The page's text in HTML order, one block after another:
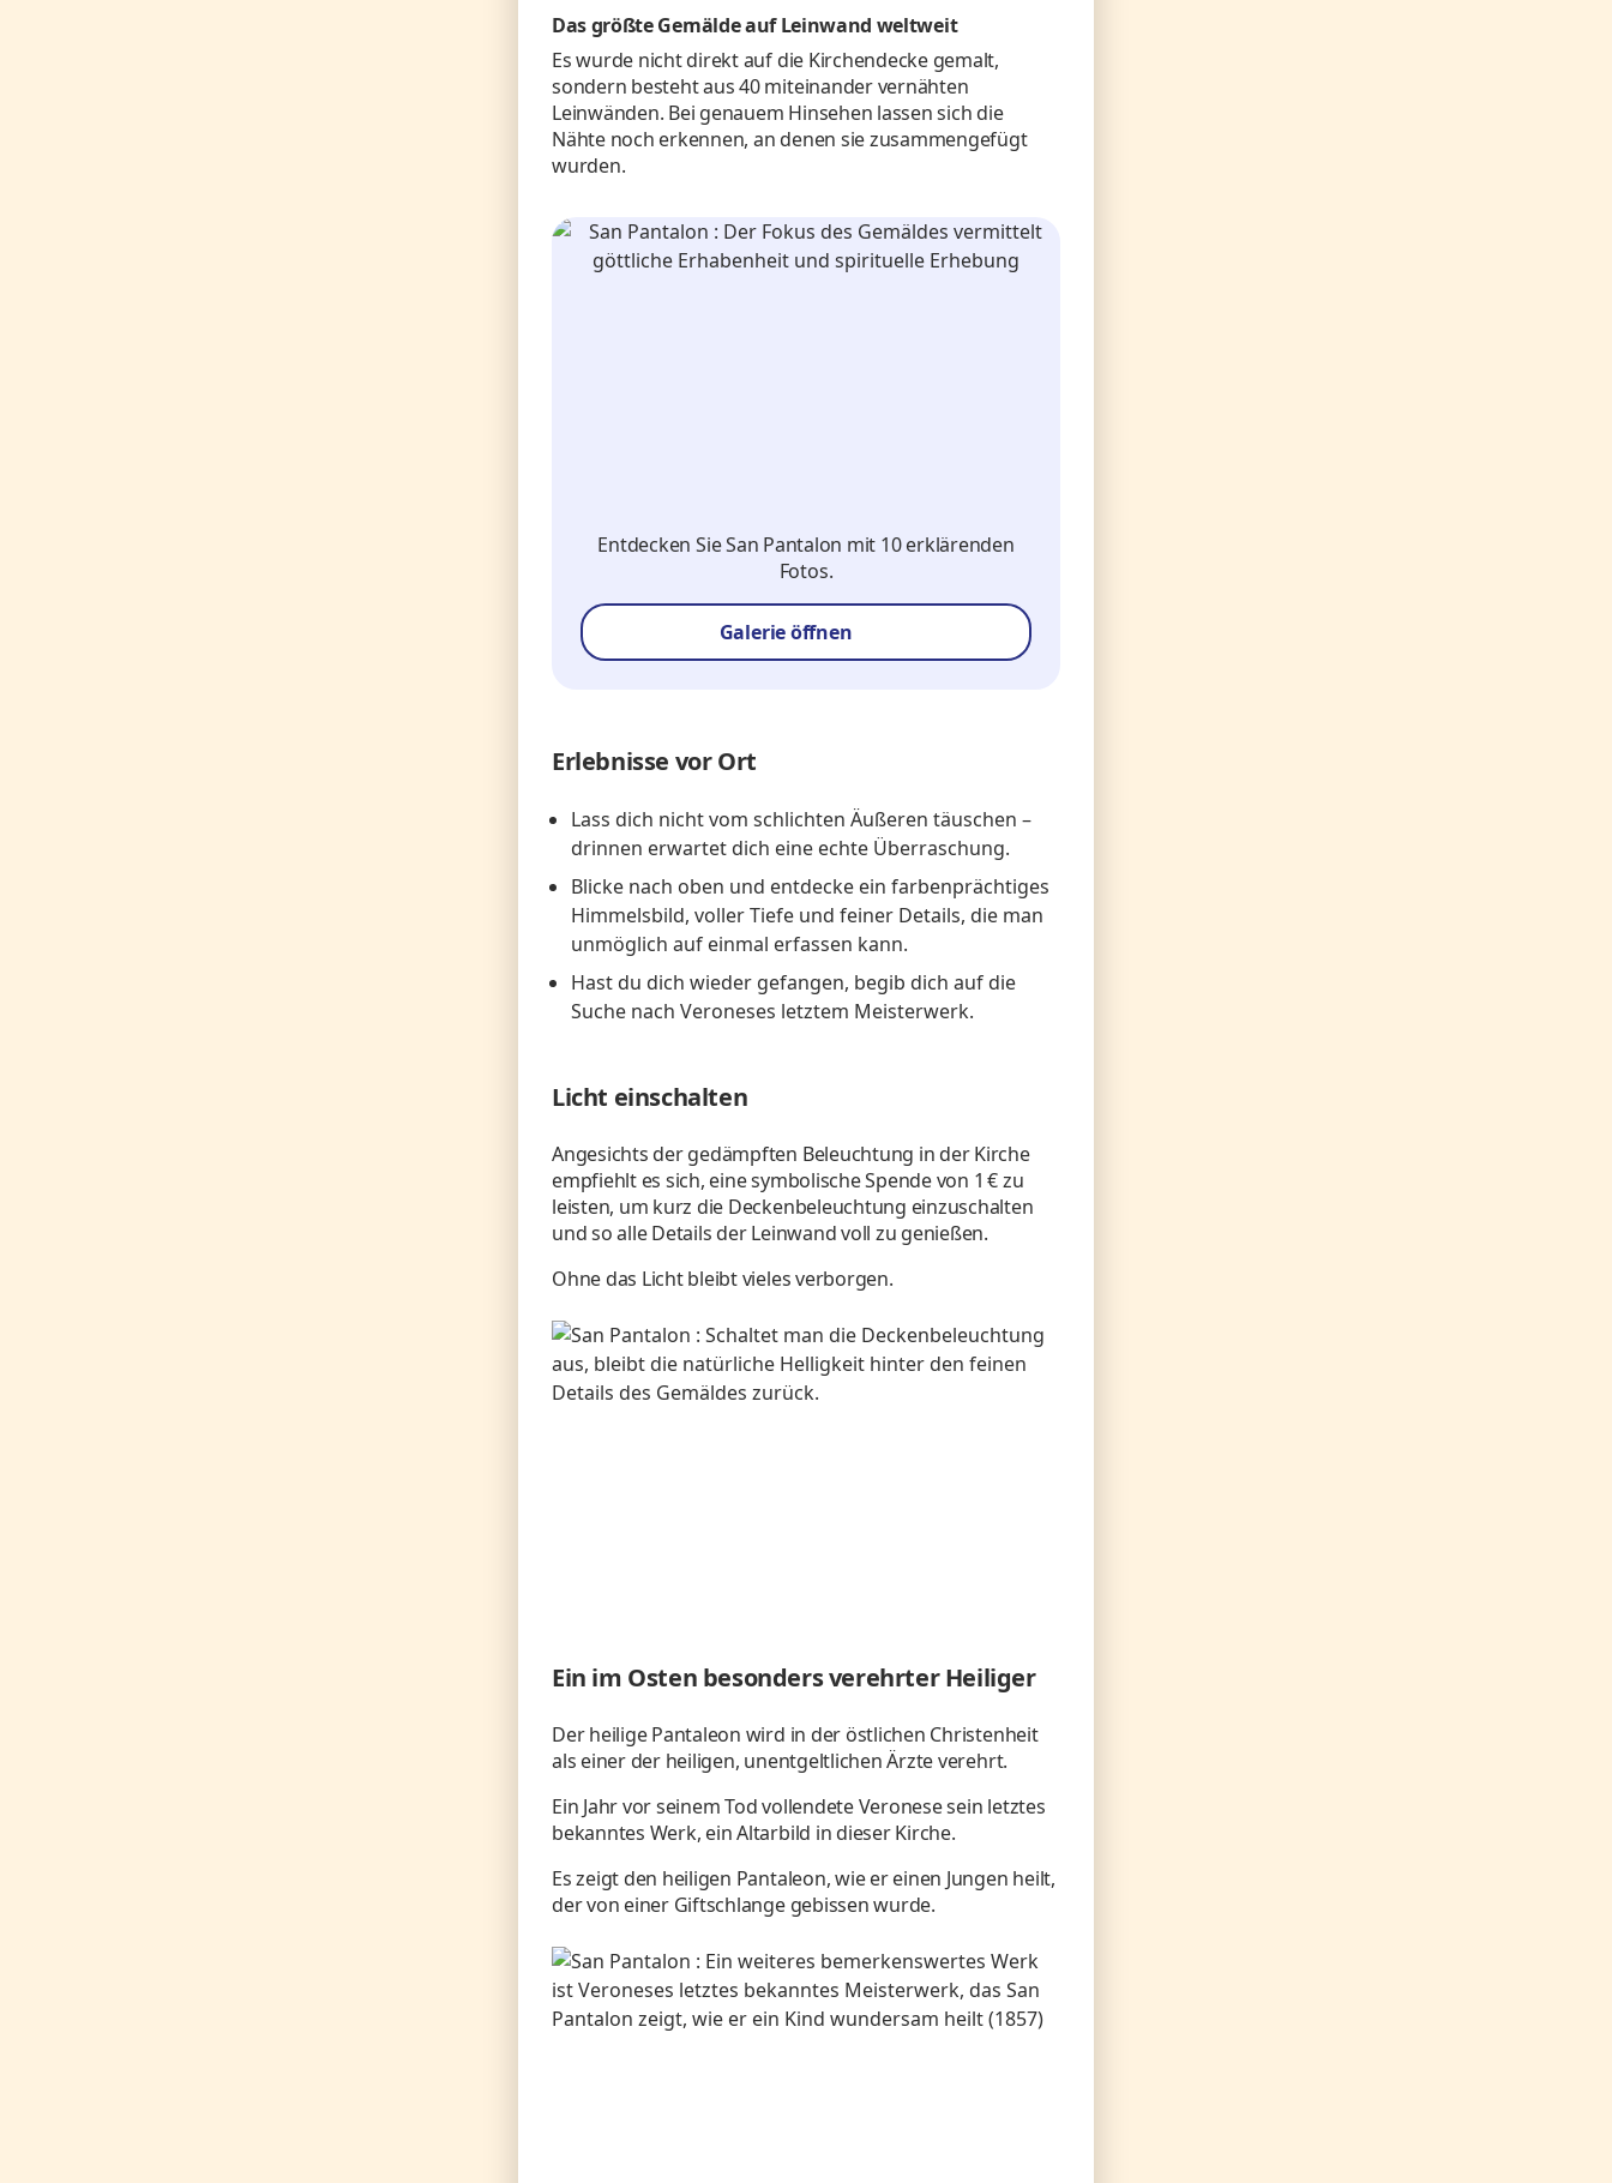
Das größte Gemälde auf Leinwand weltweit
Es wurde nicht direkt auf die Kirchendecke gemalt,
sondern besteht aus 40 miteinander vernähten
Leinwänden. Bei genauem Hinsehen lassen sich die
Nähte noch erkennen, an denen sie zusammengefügt
wurden.
Entdecken Sie San Pantalon mit 10 erklärenden
Fotos.
Galerie öffnen
Erlebnisse vor Ort
Lass dich nicht vom schlichten Äußeren täuschen –
drinnen erwartet dich eine echte Überraschung.
Blicke nach oben und entdecke ein farbenprächtiges
Himmelsbild, voller Tiefe und feiner Details, die man
unmöglich auf einmal erfassen kann.
Hast du dich wieder gefangen, begib dich auf die
Suche nach Veroneses letztem Meisterwerk.
Licht einschalten
Angesichts der gedämpften Beleuchtung in der Kirche
empfiehlt es sich, eine symbolische Spende von 1 € zu
leisten, um kurz die Deckenbeleuchtung einzuschalten
und so alle Details der Leinwand voll zu genießen.
Ohne das Licht bleibt vieles verborgen.
Ein im Osten besonders verehrter Heiliger
Der heilige Pantaleon wird in der östlichen Christenheit
als einer der heiligen, unentgeltlichen Ärzte verehrt.
Ein Jahr vor seinem Tod vollendete Veronese sein letztes
bekanntes Werk, ein Altarbild in dieser Kirche.
Es zeigt den heiligen Pantaleon, wie er einen Jungen heilt,
der von einer Giftschlange gebissen wurde.